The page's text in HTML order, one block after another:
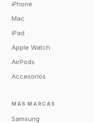
iPhone
Mac
iPad
Apple Watch
AirPods
Accesorios
MÁS MARCAS
Samsung